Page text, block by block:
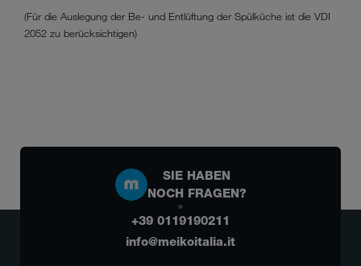
(Für die Auslegung der Be- und Entlüftung der Spülküche ist die VDI
2052 zu berücksichtigen)
SIE HABEN
NOCH FRAGEN?
+39 0119190211
info@meikoitalia.it